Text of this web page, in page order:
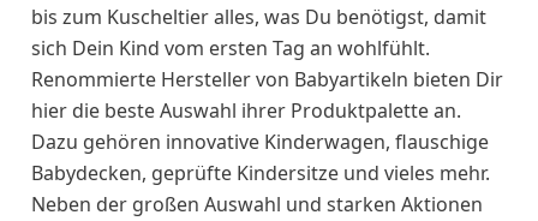
bis zum Kuscheltier alles, was Du benötigst, damit
sich Dein Kind vom ersten Tag an wohlfühlt.
Renommierte Hersteller von Babyartikeln bieten Dir
hier die beste Auswahl ihrer Produktpalette an.
Dazu gehören innovative Kinderwagen, flauschige
Babydecken, geprüfte Kindersitze und vieles mehr.
Neben der großen Auswahl und starken Aktionen